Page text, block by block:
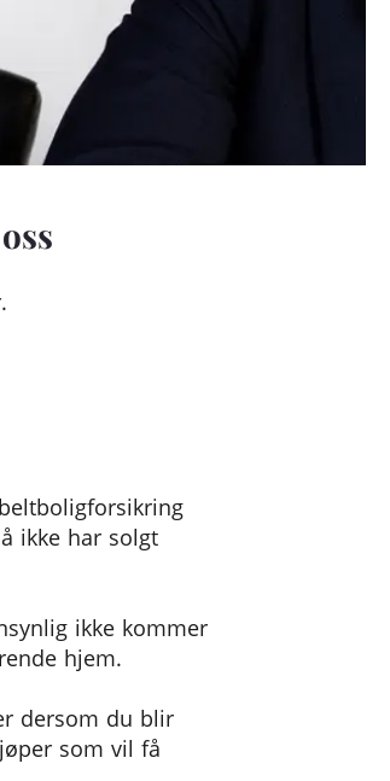
ikke har solgt
ikke kommer
hjem.
dersom du blir
som vil få